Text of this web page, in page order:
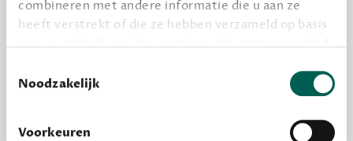
combineren met andere informatie die u aan ze
heeft verstrekt of die ze hebben verzameld op basis
grondslag gebeurt, en er niet onnodig data van je
wordt verwerkt. Gevoelige persoonsgegevens delen
Noodzakelijk
Voorkeuren
Word een bovengemiddelde lezer met 6 boeken
kijken of het zou bevallen (maar dit hoeft niet)